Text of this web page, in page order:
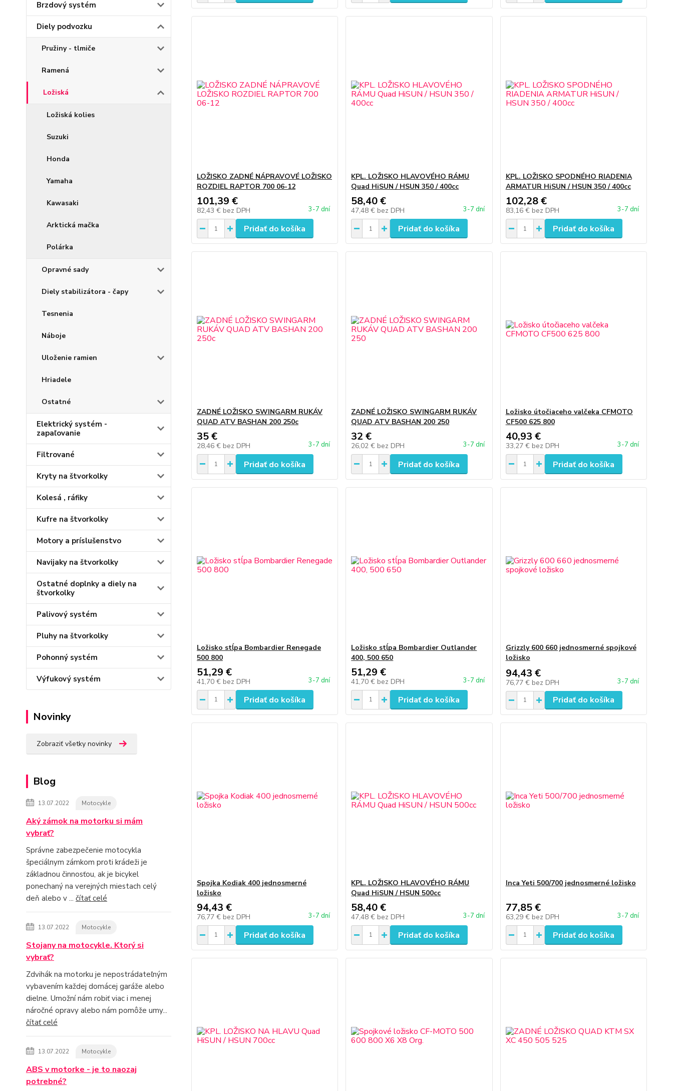
Brzdový systém
Diely podvozku
Pružiny - tlmiče
Ramená
Ložiská
Ložiská kolies
Suzuki
Honda
Yamaha
Kawasaki
Arktická mačka
Polárka
Opravné sady
Diely stabilizátora - čapy
Tesnenia
Náboje
Uloženie ramien
Hriadele
Ostatné
Elektrický systém -
zapaľovanie
Filtrované
Kryty na štvorkolky
Kolesá , ráfiky
Kufre na štvorkolky
Motory a príslušenstvo
Navijaky na štvorkolky
Ostatné doplnky a diely na
štvorkolky
Palivový systém
Pluhy na štvorkolky
Pohonný systém
Výfukový systém
Novinky
Zobraziť všetky novinky
Blog
13.07.2022 Motocykle
Aký zámok na motorku si mám
vybrať?
Správne zabezpečenie motocykla
špeciálnym zámkom proti krádeži je
základnou činnosťou, ak je bicykel
ponechaný na verejných miestach celý
deň alebo v ... čítať celé
13.07.2022 Motocykle
Stojany na motocykle. Ktorý si
vybrať?
Zdvihák na motorku je nepostrádateľným
vybavením každej domácej garáže alebo
dielne. Umožní nám robiť viac i menej
náročné opravy alebo nám pomôže umy...
čítať celé
13.07.2022 Motocykle
ABS v motorke - je to naozaj
potrebné?
LOŽISKO ZADNÉ NÁPRAVOVÉ LOŽISKO
ROZDIEL RAPTOR 700 06-12
101,39 €
82,43 € bez DPH 3-7 dní
Pridať do košíka
KPL. LOŽISKO HLAVOVÉHO RÁMU
Quad HiSUN / HSUN 350 / 400cc
58,40 €
47,48 € bez DPH 3-7 dní
Pridať do košíka
KPL. LOŽISKO SPODNÉHO RIADENIA
ARMATUR HiSUN / HSUN 350 / 400cc
102,28 €
83,16 € bez DPH 3-7 dní
Pridať do košíka
ZADNÉ LOŽISKO SWINGARM RUKÁV
QUAD ATV BASHAN 200 250c
35 €
28,46 € bez DPH 3-7 dní
Pridať do košíka
ZADNÉ LOŽISKO SWINGARM RUKÁV
QUAD ATV BASHAN 200 250
32 €
26,02 € bez DPH 3-7 dní
Pridať do košíka
Ložisko útočiaceho valčeka CFMOTO
CF500 625 800
40,93 €
33,27 € bez DPH 3-7 dní
Pridať do košíka
Ložisko stĺpa Bombardier Renegade
500 800
51,29 €
41,70 € bez DPH 3-7 dní
Pridať do košíka
Ložisko stĺpa Bombardier Outlander
400, 500 650
51,29 €
41,70 € bez DPH 3-7 dní
Pridať do košíka
Grizzly 600 660 jednosmerné spojkové
ložisko
94,43 €
76,77 € bez DPH 3-7 dní
Pridať do košíka
Spojka Kodiak 400 jednosmerné
ložisko
94,43 €
76,77 € bez DPH 3-7 dní
Pridať do košíka
KPL. LOŽISKO HLAVOVÉHO RÁMU
Quad HiSUN / HSUN 500cc
58,40 €
47,48 € bez DPH 3-7 dní
Pridať do košíka
Inca Yeti 500/700 jednosmerné ložisko
77,85 €
63,29 € bez DPH 3-7 dní
Pridať do košíka